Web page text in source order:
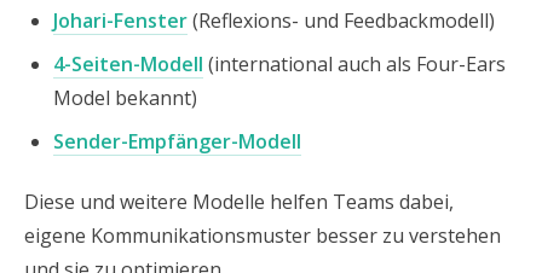
Johari-Fenster(Reflexions- und Feedbackmodell)
4-Seiten-Modell (international auch als Four-Ears
Model bekannt)
Sender-Empfänger-Modell
Diese und weitere Modelle helfen Teams dabei,
eigene Kommunikationsmuster besser zu verstehen